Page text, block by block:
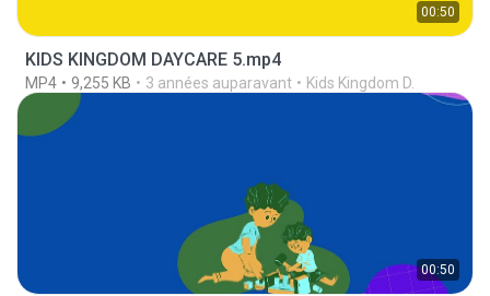
00:50
KIDS KINGDOM DAYCARE 5.mp4
MP4 9,255 KB 3 années auparavant Kids Kingdom D.
00:50